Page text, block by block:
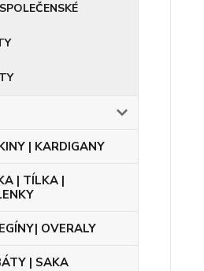
| KARDIGANY
| TÍLKA |
OVERALY
| SAKA